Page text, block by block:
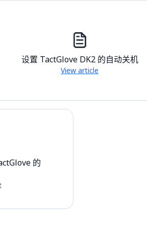
设置 TactGlove DK2 的自动关机
View article
的